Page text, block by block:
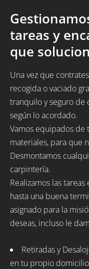
tareas y
que
Una vez que
recogida o vaciado
tranquilo y seguro de
según lo acordado.
Vamos equipados
materiales, para que
Desmontamos
carpintería.
Realizamos las
hasta una buena
asignado para la
deseas, incluso le
Retiradas y
en tu propio domicilio